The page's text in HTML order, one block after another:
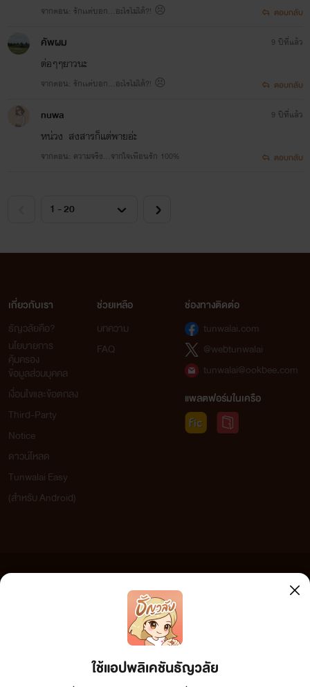
จากตอน: รักเเต่บอก...อะไรไม่ได้?! 😣 ตอบกลับ
คัพผม
ต่อๆๆยาวนะ
จากตอน: รักเเต่บอก...อะไรไม่ได้?! 😣
9 ปีที่แล้ว
ตอบกลับ
ืnuwa
หน่วง สงสารก็แต่พายอ่ะ
จากตอน: ความจริง...จากใจเพือนรัก 100%
9 ปีที่แล้ว
ตอบกลับ
ใช้แอปพลิเคชันธัญวลัย
เกี่ยวกับเรา
ธัญวลัยคือ?
นโยบายการ
คุ้มครอง
ข้อมูลส่วนบุคคล
เงื่อนไขและข้อตกลง
Third-Party
Notice
ดาวน์โหลด
Tunwalai Easy
(สำหรับ Android)
ช่วยเหลือ
บทความ
FAQ
ช่องทางติดต่อ
tunwalai.com
@webtunwalai
tunwalai@ookbee.com
แพลตฟอร์มในเครือ
เว็บไซต์แห่งนี้ไม่ได้เห็นด้วยและไม่ขอรับผิดชอบต่อข้อความใดๆ ทั้งสิ้น ดังนั้นผู้อ่านทุกท่านโปรดใช้
วิจารณญาณในการกลั่นกรองด้วยตนเอง และหากท่านพบข้อความใดๆ ที่ขัดต่อกฎหมายและศีลธรรม
กรุณาแจ้งมาที่ tunwalai@ookbee.com เพื่อทีมงานจะได้ดำเนินการในทันที ทั้งนี้ ทางเว็บไซต์ขอสงวน
ลิขสิทธิ์ตามพระราชบัญญัติลิขสิทธิ์ (ฉบับเพิ่มเติม) พ.ศ.2558